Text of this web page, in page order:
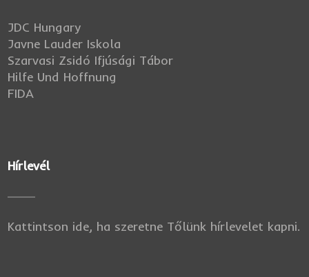
JDC Hungary
Javne Lauder Iskola
Szarvasi Zsidó Ifjúsági Tábor
Hilfe Und Hoffnung
FIDA
Hírlevél
Kattintson ide, ha szeretne Tőlünk hírlevelet kapni.